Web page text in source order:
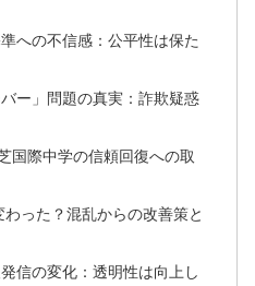
への不信感：公平性は保た
ー」問題の真実：詐欺疑惑
国際中学の信頼回復への取
った？混乱からの改善策と
信の変化：透明性は向上し